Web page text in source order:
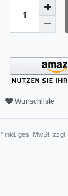
Wunschliste
* inkl. ges. MwSt. zzgl.